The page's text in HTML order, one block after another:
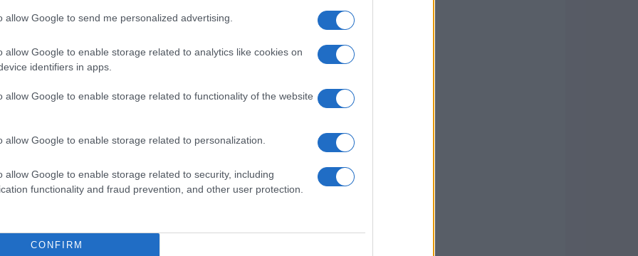
allow Google to send me personalized advertising.
allow Google to enable storage related to analytics like cookies on
identifiers in apps.
allow Google to enable storage related to functionality of the website
allow Google to enable storage related to personalization.
allow Google to enable storage related to security, including
functionality and fraud prevention, and other user protection.
CONFIRM
È importante prestare attenzione a questi
igiene e benessere degli animali, se
allegare alcuni documenti importanti. Questi